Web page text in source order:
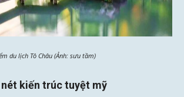
du lịch Tô Châu (Ảnh: sưu tầm)
nét kiến trúc tuyệt mỹ